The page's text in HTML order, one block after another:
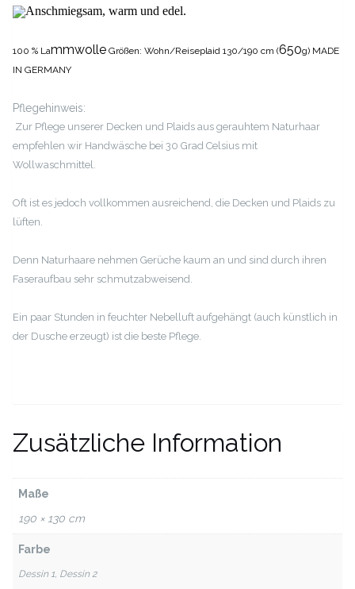
Anschmiegsam, warm und edel.
100 % Lammwolle Größen: Wohn/Reiseplaid 130/190 cm (650g) MADE
IN GERMANY
Pflegehinweis:
Zur Pflege unserer Decken und Plaids aus gerauhtem Naturhaar
empfehlen wir Handwäsche bei 30 Grad Celsius mit
Wollwaschmittel.
Oft ist es jedoch vollkommen ausreichend, die Decken und Plaids zu
lüften.
Denn Naturhaare nehmen Gerüche kaum an und sind durch ihren
Faseraufbau sehr schmutzabweisend.
Ein paar Stunden in feuchter Nebelluft aufgehängt (auch künstlich in
der Dusche erzeugt) ist die beste Pflege.
Zusätzliche Information
Maße
190 × 130 cm
Farbe
Dessin 1, Dessin 2